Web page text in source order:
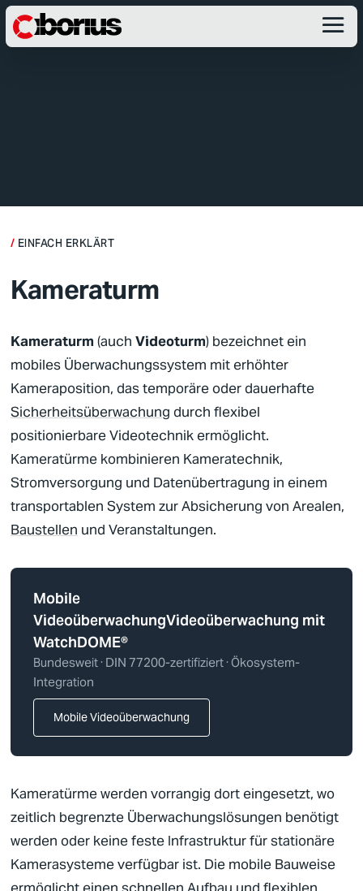
Deutsch
Englisch
EINFACH ERKLÄRT
Kameraturm
Kameraturm (auch Videoturm) bezeichnet ein
mobiles Überwachungssystem mit erhöhter
Kameraposition, das temporäre oder dauerhafte
Sicherheitsüberwachung durch flexibel
positionierbare Videotechnik ermöglicht.
Kameratürme kombinieren Kameratechnik,
Stromversorgung und Datenübertragung in einem
transportablen System zur Absicherung von Arealen,
Baustellen und Veranstaltungen.
Mobile
VideoüberwachungVideoüberwachung mit
WatchDOME®
Bundesweit · DIN 77200-zertifiziert · Ökosystem-
Integration
Mobile Videoüberwachung
Kameratürme werden vorrangig dort eingesetzt, wo
zeitlich begrenzte Überwachungslösungen benötigt
werden oder keine feste Infrastruktur für stationäre
Kamerasysteme verfügbar ist. Die mobile Bauweise